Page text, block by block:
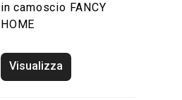
in camoscio FANCY
HOME
Visualizza